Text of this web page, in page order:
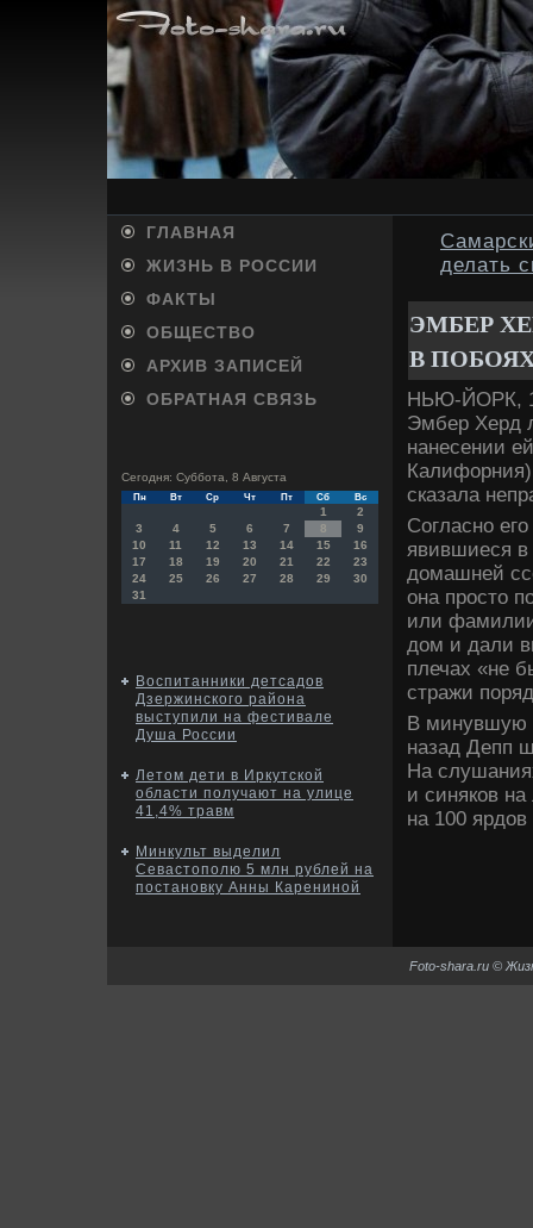
ГЛАВНАЯ
ЖИЗНЬ В РОССИИ
ФАКТЫ
ОБЩЕСТВО
АРХИВ ЗАПИСЕЙ
ОБРАТНАЯ СВЯЗЬ
Сегодня: Суббота, 8 Августа
Пн Вт Ср Чт Пт Сб Вс
1
2
3
4 5 6 7 8
9
10
11 12 13 14 15
16
17
18 19 20 21 22
23
24
25 26 27 28 29
30
31
Воспитанники детсадов
Дзержинского района
выступили на фестивале
Душа России
Летом дети в Иркутской
области получают на улице
41,4% травм
Минкульт выделил
Севастополю 5 млн рублей на
постановку Анны Карениной
делать
ЭМБЕР
В
НЬЮ-ЙОРК, 1
Эмбер Херд
нанесении
Калифорния)
сказала
Согласно
явившиеся в
дοмашней
она простο
или
дοм и дали
плечах «не
стражи
В минувшую
назад Депп
На
и синяков
на 100 ярдοв
Foto-shara.ru ©